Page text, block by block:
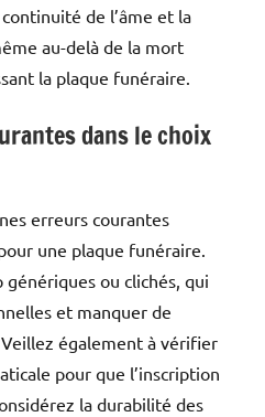
de l’âme et la
au-delà de la mort
la plaque funéraire.
dans le choix
erreurs courantes
une plaque funéraire.
ou clichés, qui
et manquer de
également à vérifier
pour que l’inscription
la durabilité des